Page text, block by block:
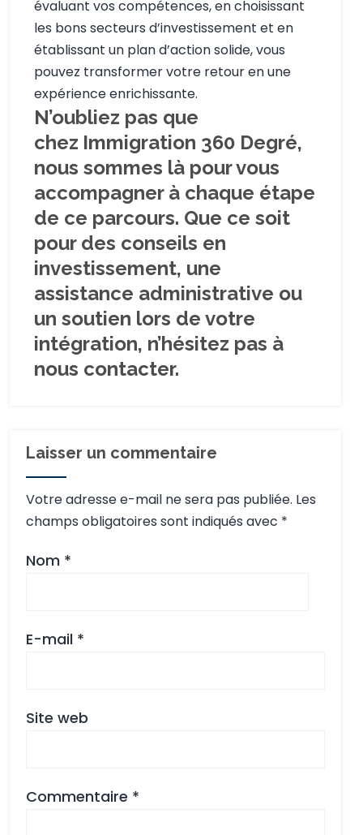
évaluant vos compétences, en choisissant
les bons secteurs d’investissement et en
établissant un plan d’action solide, vous
pouvez transformer votre retour en une
expérience enrichissante.
N’oubliez pas que
chez Immigration 360 Degré,
nous sommes là pour vous
accompagner à chaque étape
de ce parcours. Que ce soit
pour des conseils en
investissement, une
assistance administrative ou
un soutien lors de votre
intégration, n’hésitez pas à
nous contacter.
Laisser un commentaire
Votre adresse e-mail ne sera pas publiée. Les
champs obligatoires sont indiqués avec *
Nom *
E-mail *
Site web
Commentaire *